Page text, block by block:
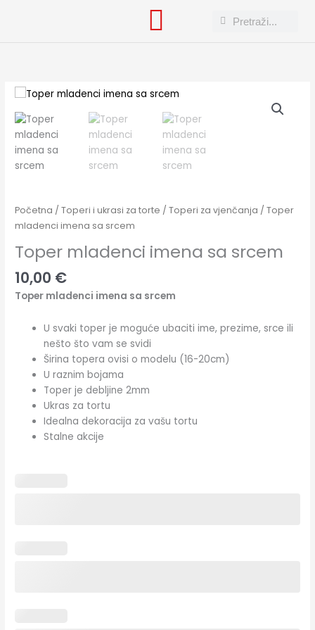
Search
Search
Početna /Toperi i ukrasi za torte /Toperi za vjenčanja / Toper
mladenci imena sa srcem
Toper mladenci imena sa srcem
10,00 €
Toper mladenci imena sa srcem
U svaki toper je moguće ubaciti ime, prezime, srce ili
nešto što vam se svidi
Širina topera ovisi o modelu (16-20cm)
U raznim bojama
Toper je debljine 2mm
Ukras za tortu
Idealna dekoracija za vašu tortu
Stalne akcije
Toper
mladenci
imena
sa
srcem
količina